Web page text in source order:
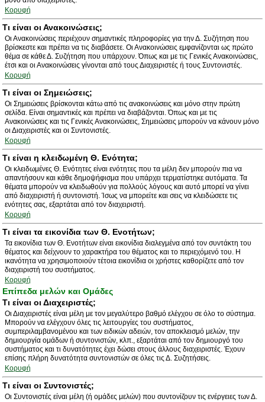
Κορυφή
Τι είναι οι Ανακοινώσεις;
Οι Ανακοινώσεις περιέχουν σημαντικές πληροφορίες για την Δ. Συζήτηση που
βρίσκεστε και πρέπει να τις διαβάσετε. Οι Ανακοινώσεις εμφανίζονται ως πρώτο
θέμα σε κάθε Δ. Συζήτηση που υπάρχουν. Όπως και με τις Γενικές Ανακοινώσεις,
έτσι και οι Ανακοινώσεις γίνονται από τους Διαχειριστές ή τους Συντονιστές.
Κορυφή
Τι είναι οι Σημειώσεις;
Οι Σημειώσεις βρίσκονται κάτω από τις ανακοινώσεις και μόνο στην πρώτη
σελίδα. Είναι σημαντικές και πρέπει να διαβάζονται. Όπως και με τις
Ανακοινώσεις και τις Γενικές Ανακοινώσεις, Σημειώσεις μπορούν να κάνουν μόνο
οι Διαχειριστές και οι Συντονιστές.
Κορυφή
Τι είναι η κλειδωμένη Θ. Ενότητα;
Οι κλειδωμένες Θ. Ενότητες είναι ενότητες που τα μέλη δεν μπορούν πια να
απαντήσουν και κάθε δημοψήφισμα που υπάρχει τερματίστηκε αυτόματα. Τα
θέματα μπορούν να κλειδωθούν για πολλούς λόγους και αυτό μπορεί να γίνει
από διαχειριστή ή συντονιστή. Ίσως να μπορείτε και σεις να κλειδώσετε τις
ενότητες σας, εξαρτάται από τον διαχειριστή.
Κορυφή
Τι είναι τα εικονίδια των Θ. Ενοτήτων;
Τα εικονίδια των Θ. Ενοτήτων είναι εικονίδια διαλεγμένα από τον συντάκτη του
θέματος και δείχνουν το χαρακτήρα του θέματος και το περιεχόμενό του. Η
ικανότητα να χρησιμοποιούν τέτοια εικονίδια οι χρήστες καθορίζετε από τον
διαχειριστή του συστήματος.
Κορυφή
Επίπεδα μελών και Ομάδες
Τι είναι οι Διαχειριστές;
Οι Διαχειριστές είναι μέλη με τον μεγαλύτερο βαθμό ελέγχου σε όλο το σύστημα.
Μπορούν να ελέγχουν όλες τις λειτουργίες του συστήματος,
συμπεριλαμβανομένου και των ειδικών αδειών, τον αποκλεισμό μελών, την
δημιουργία ομάδων ή συντονιστών, κλπ., εξαρτάται από τον δημιουργό του
συστήματος και τι δυνατότητες έχει δώσει στους άλλους διαχειριστές. Έχουν
επίσης πλήρη δυνατότητα συντονιστών σε όλες τις Δ. Συζητήσεις.
Κορυφή
Τι είναι οι Συντονιστές;
Οι Συντονιστές είναι μέλη (ή ομάδες μελών) που συντονίζουν τις ενέργειες των Δ.